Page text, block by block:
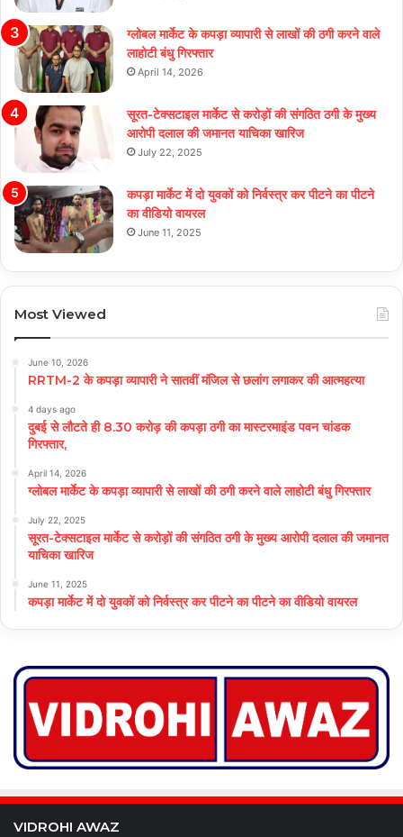
ग्लोबल मार्केट के कपड़ा व्यापारी से लाखों की ठगी करने वाले
लाहोटी बंधु गिरफ्तार
April 14, 2026
सूरत-टेक्सटाइल मार्केट से करोड़ों की संगठित ठगी के मुख्य
आरोपी दलाल की जमानत याचिका खारिज
July 22, 2025
कपड़ा मार्केट में दो युवकों को निर्वस्त्र कर पीटने का पीटने
का वीडियो वायरल
June 11, 2025
Most Viewed
June 10, 2026
RRTM-2 के कपड़ा व्यापारी ने सातवीं मंजिल से छलांग लगाकर की आत्महत्या
4 days ago
दुबई से लौटते ही 8.30 करोड़ की कपड़ा ठगी का मास्टरमाइंड पवन चांडक
गिरफ्तार,
April 14, 2026
ग्लोबल मार्केट के कपड़ा व्यापारी से लाखों की ठगी करने वाले लाहोटी बंधु गिरफ्तार
July 22, 2025
सूरत-टेक्सटाइल मार्केट से करोड़ों की संगठित ठगी के मुख्य आरोपी दलाल की जमानत
याचिका खारिज
June 11, 2025
कपड़ा मार्केट में दो युवकों को निर्वस्त्र कर पीटने का पीटने का वीडियो वायरल
VIDROHI AWAZ